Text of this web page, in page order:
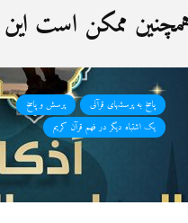
ممکن است این
پاسخ به پرسشهای قرآنی
پرسش و پاسخ
یک اشتباه دیگر در فهم قرآن کریم